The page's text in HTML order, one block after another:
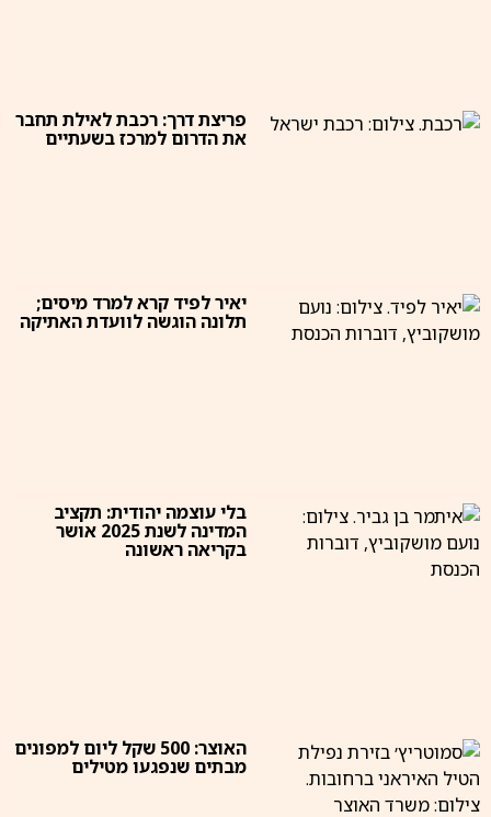
פריצת דרך: רכבת לאילת תחבר
את הדרום למרכז בשעתיים
יאיר לפיד קרא למרד מיסים;
תלונה הוגשה לוועדת האתיקה
בלי עוצמה יהודית: תקציב
המדינה לשנת 2025 אושר
בקריאה ראשונה
האוצר: 500 שקל ליום למפונים
מבתים שנפגעו מטילים